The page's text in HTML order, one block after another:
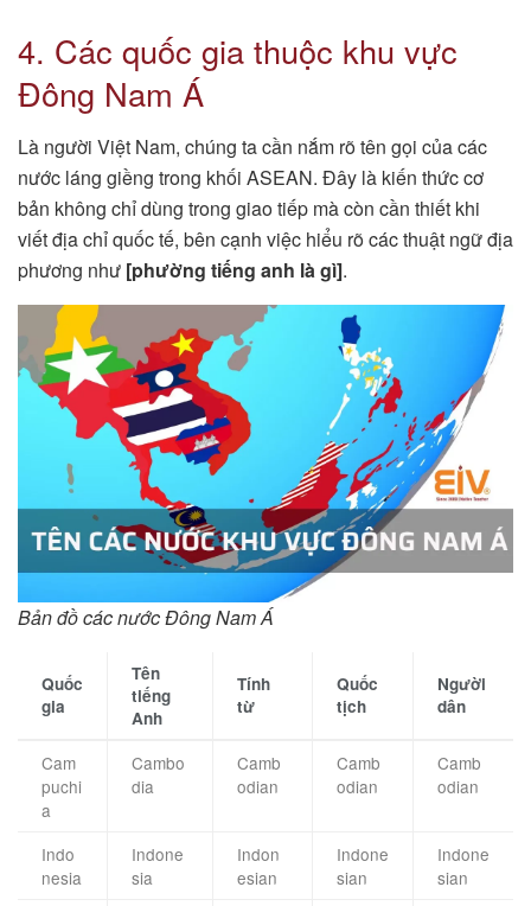
4. Các quốc gia thuộc khu vực
Đông Nam Á
Là người Việt Nam, chúng ta cần nắm rõ tên gọi của các
nước láng giềng trong khối ASEAN. Đây là kiến thức cơ
bản không chỉ dùng trong giao tiếp mà còn cần thiết khi
viết địa chỉ quốc tế, bên cạnh việc hiểu rõ các thuật ngữ địa
phương như [phường tiếng anh là gì].
Bản đồ các nước Đông Nam Á
Quốc
gia
Tên
tiếng
Anh
Tính
từ
Quốc
tịch
Người
dân
Cam
puchi
a
Cambo
dia
Camb
odian
Camb
odian
Camb
odian
Indo
nesia
Indone
sia
Indon
esian
Indone
sian
Indone
sian